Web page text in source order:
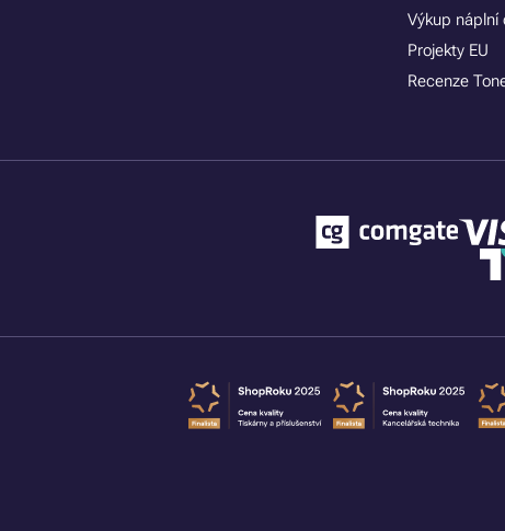
Výkup náplní
Projekty EU
Recenze